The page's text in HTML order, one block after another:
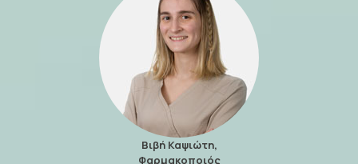
Βιβή Καψιώτη,
Φαρμακοποιός